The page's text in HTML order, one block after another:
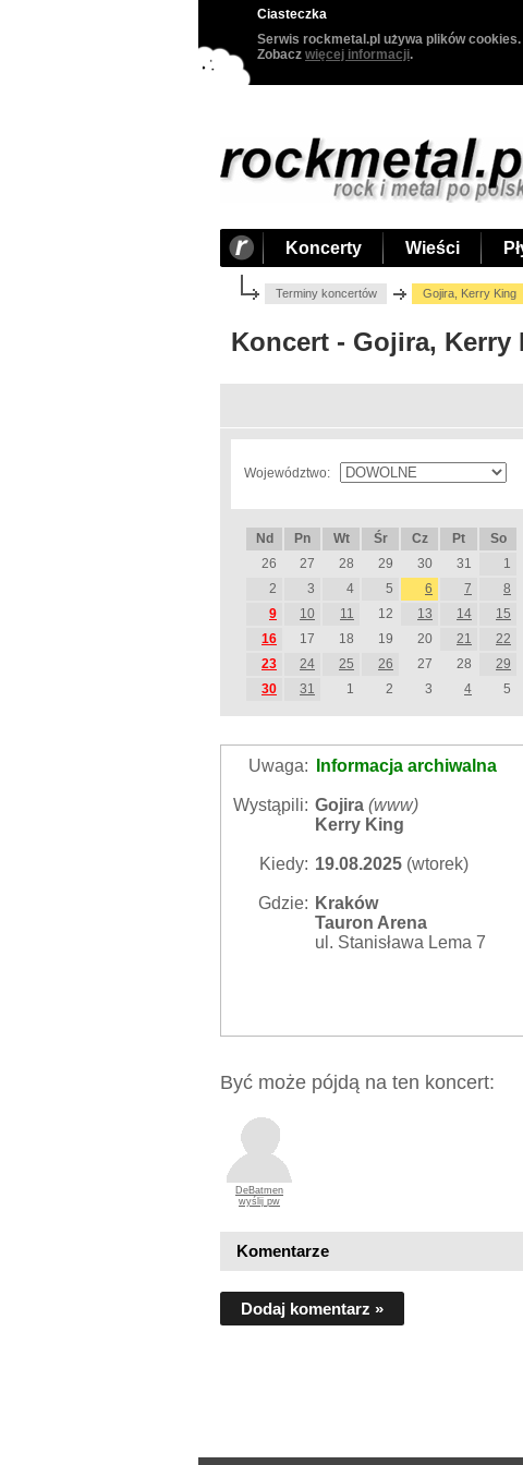
Ciasteczka
Serwis rockmetal.pl używa plików
Zobacz więcej informacji.
Koncerty Wieści
Terminy koncertów Gojira, Kerry King
Koncert - Gojira, Kerry
Województwo:
Nd Pn Wt Śr Cz Pt
So
26
27 28 29 30 31
1
2
3 4 5 6 7
8
9
10 11 12 13 14
15
16
17 18 19 20 21
22
23
24 25 26 27 28
29
30
31 1 2 3 4 5
Uwaga: Informacja archiwalna
Wystąpili: Gojira (www)
Kerry King
Kiedy: 19.08.2025(wtorek)
Gdzie: Kraków
Tauron Arena
ul. Stanisława Lema 7
Być może pójdą na ten koncert:
DeBatmen
wyślij pw
Komentarze
Dodaj komentarz »